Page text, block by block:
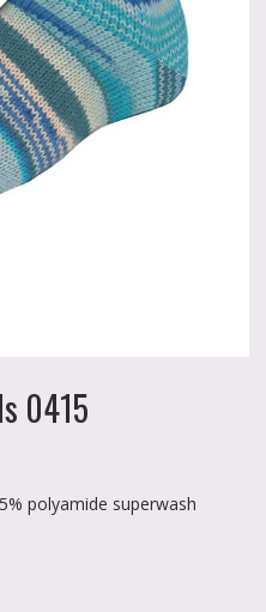
0415
polyamide superwash